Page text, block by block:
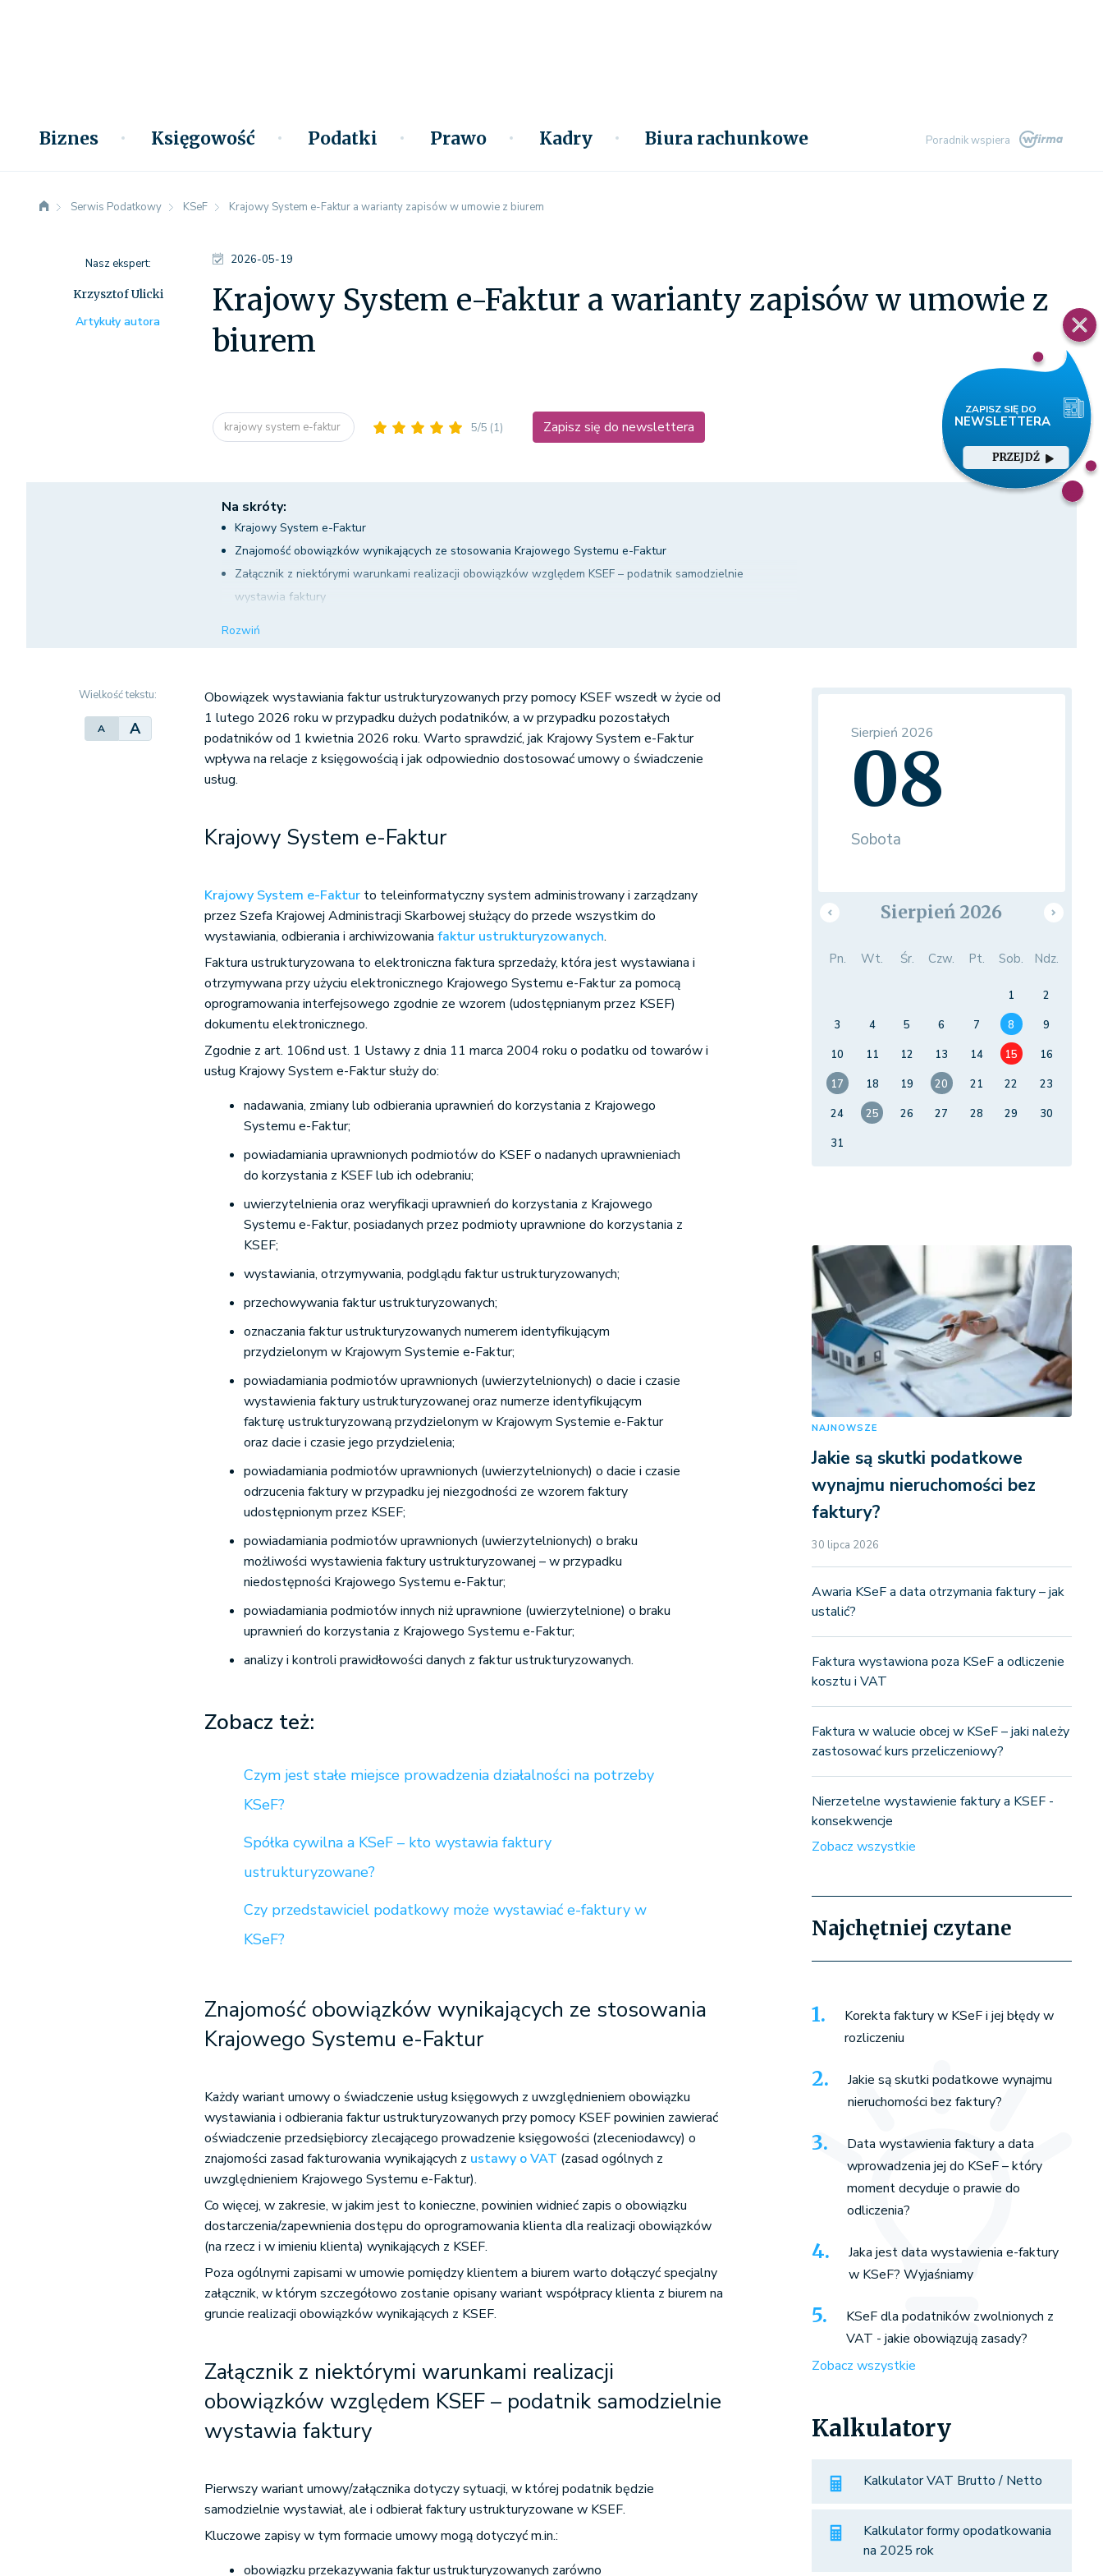
Biznes Księgowość Podatki Prawo Kadry Biura rachunkowe Poradnik wspiera
PRZEJDŹ
Serwis Podatkowy KSeF Krajowy System e-Faktur a warianty zapisów w umowie z biurem
2026-05-19
Krajowy System e-Faktur a warianty zapisów w umowie z
biurem
krajowy system e-faktur 5/5 (1) Zapisz się do newslettera
Nasz ekspert:
Krzysztof Ulicki
Artykuły autora
Na skróty:
Krajowy System e-Faktur
Znajomość obowiązków wynikających ze stosowania Krajowego Systemu e-Faktur
Załącznik z niektórymi warunkami realizacji obowiązków względem KSEF – podatnik samodzielnie
wystawia faktury
pomocy systemu biura
Rozwiń
Wielkość tekstu:
A A
Obowiązek wystawiania faktur ustrukturyzowanych przy pomocy KSEF wszedł w życie od
1 lutego 2026 roku w przypadku dużych podatników, a w przypadku pozostałych
podatników od 1 kwietnia 2026 roku. Warto sprawdzić, jak Krajowy System e-Faktur
wpływa na relacje z księgowością i jak odpowiednio dostosować umowy o świadczenie
usług.
Krajowy System e-Faktur
Krajowy System e-Faktur to teleinformatyczny system administrowany i zarządzany
przez Szefa Krajowej Administracji Skarbowej służący do przede wszystkim do
wystawiania, odbierania i archiwizowaniafaktur ustrukturyzowanych.
Faktura ustrukturyzowana to elektroniczna faktura sprzedaży, która jest wystawiana i
otrzymywana przy użyciu elektronicznego Krajowego Systemu e-Faktur za pomocą
oprogramowania interfejsowego zgodnie ze wzorem (udostępnianym przez KSEF)
dokumentu elektronicznego.
Zgodnie z art. 106nd ust. 1 Ustawy z dnia 11 marca 2004 roku o podatku od towarów i
usług Krajowy System e-Faktur służy do:
nadawania, zmiany lub odbierania uprawnień do korzystania z Krajowego
Systemu e-Faktur;
powiadamiania uprawnionych podmiotów do KSEF o nadanych uprawnieniach
do korzystania z KSEF lub ich odebraniu;
uwierzytelnienia oraz weryfikacji uprawnień do korzystania z Krajowego
Systemu e-Faktur, posiadanych przez podmioty uprawnione do korzystania z
KSEF;
wystawiania, otrzymywania, podglądu faktur ustrukturyzowanych;
przechowywania faktur ustrukturyzowanych;
oznaczania faktur ustrukturyzowanych numerem identyfikującym
przydzielonym w Krajowym Systemie e-Faktur;
powiadamiania podmiotów uprawnionych (uwierzytelnionych) o dacie i czasie
wystawienia faktury ustrukturyzowanej oraz numerze identyfikującym
fakturę ustrukturyzowaną przydzielonym w Krajowym Systemie e-Faktur
oraz dacie i czasie jego przydzielenia;
powiadamiania podmiotów uprawnionych (uwierzytelnionych) o dacie i czasie
odrzucenia faktury w przypadku jej niezgodności ze wzorem faktury
udostępnionym przez KSEF;
powiadamiania podmiotów uprawnionych (uwierzytelnionych) o braku
możliwości wystawienia faktury ustrukturyzowanej – w przypadku
niedostępności Krajowego Systemu e-Faktur;
powiadamiania podmiotów innych niż uprawnione (uwierzytelnione) o braku
uprawnień do korzystania z Krajowego Systemu e-Faktur;
analizy i kontroli prawidłowości danych z faktur ustrukturyzowanych.
Zobacz też:
Czym jest stałe miejsce prowadzenia działalności na potrzeby
KSeF?
Spółka cywilna a KSeF – kto wystawia faktury
ustrukturyzowane?
Czy przedstawiciel podatkowy może wystawiać e-faktury w
KSeF?
Znajomość obowiązków wynikających ze stosowania
Krajowego Systemu e-Faktur
Każdy wariant umowy o świadczenie usług księgowych z uwzględnieniem obowiązku
wystawiania i odbierania faktur ustrukturyzowanych przy pomocy KSEF powinien zawierać
oświadczenie przedsiębiorcy zlecającego prowadzenie księgowości (zleceniodawcy) o
znajomości zasad fakturowania wynikających z ustawy o VAT (zasad ogólnych z
uwzględnieniem Krajowego Systemu e-Faktur).
Co więcej, w zakresie, w jakim jest to konieczne, powinien widnieć zapis o obowiązku
dostarczenia/zapewnienia dostępu do oprogramowania klienta dla realizacji obowiązków
(na rzecz i w imieniu klienta) wynikających z KSEF.
Poza ogólnymi zapisami w umowie pomiędzy klientem a biurem warto dołączyć specjalny
załącznik, w którym szczegółowo zostanie opisany wariant współpracy klienta z biurem na
gruncie realizacji obowiązków wynikających z KSEF.
Załącznik z niektórymi warunkami realizacji
obowiązków względem KSEF – podatnik samodzielnie
wystawia faktury
Pierwszy wariant umowy/załącznika dotyczy sytuacji, w której podatnik będzie
samodzielnie wystawiał, ale i odbierał faktury ustrukturyzowane w KSEF.
Kluczowe zapisy w tym formacie umowy mogą dotyczyć m.in.:
obowiązku przekazywania faktur ustrukturyzowanych zarówno
Sierpień 2026
08
Sobota
Sierpień 2026
Pn. Wt. Śr. Czw. Pt. Sob. Ndz.
1
2
3
4 5 6 7 8
9
10
11 12 13 14 15
16
17
18 19 20 21 22
23
24
25 26 27 28 29
30
31
NAJNOWSZE
Jakie są skutki podatkowe
wynajmu nieruchomości bez
faktury?
30 lipca 2026
Awaria KSeF a data otrzymania faktury – jak
ustalić?
Faktura wystawiona poza KSeF a odliczenie
kosztu i VAT
Faktura w walucie obcej w KSeF – jaki należy
zastosować kurs przeliczeniowy?
Nierzetelne wystawienie faktury a KSEF -
konsekwencje
Zobacz wszystkie
Najchętniej czytane
Korekta faktury w KSeF i jej błędy w
rozliczeniu
Jakie są skutki podatkowe wynajmu
nieruchomości bez faktury?
Data wystawienia faktury a data
wprowadzenia jej do KSeF – który
moment decyduje o prawie do
odliczenia?
Jaka jest data wystawienia e-faktury
w KSeF? Wyjaśniamy
KSeF dla podatników zwolnionych z
VAT - jakie obowiązują zasady?
Zobacz wszystkie
Kalkulatory
Kalkulator VAT Brutto / Netto
Kalkulator formy opodatkowania
na 2025 rok